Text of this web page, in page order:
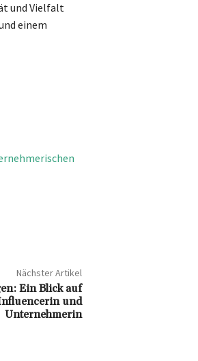
und Vielfalt
einem
Nächster Artikel
Ein Blick auf
und
Unternehmerin